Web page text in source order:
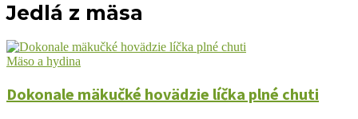
Jedlá z mäsa
Mäso a hydina
Dokonale mäkučké hovädzie líčka plné chuti